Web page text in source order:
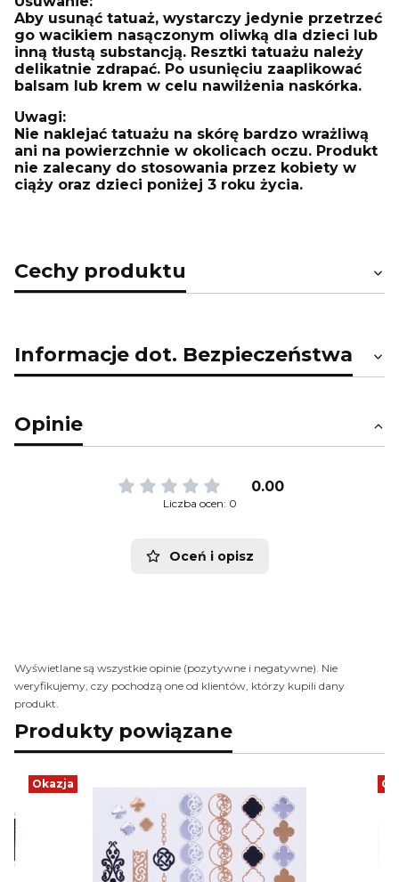
Aby usunąć tatuaż, wystarczy jedynie przetrzeć
go wacikiem nasączonym oliwką dla dzieci lub
inną tłustą substancją. Resztki tatuażu należy
delikatnie zdrapać. Po usunięciu zaaplikować
balsam lub krem w celu nawilżenia naskórka.
Uwagi:
Nie naklejać tatuażu na skórę bardzo wrażliwą
ani na powierzchnie w okolicach oczu. Produkt
nie zalecany do stosowania przez kobiety w
ciąży oraz dzieci poniżej 3 roku życia.
Cechy produktu
Informacje dot. Bezpieczeństwa
Opinie
0.00
Liczba ocen: 0
Oceń i opisz
Wyświetlane są wszystkie opinie (pozytywne i negatywne). Nie
weryfikujemy, czy pochodzą one od klientów, którzy kupili dany
produkt.
Produkty powiązane
Okazja